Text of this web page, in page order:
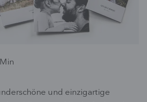
Min
und einzigartige